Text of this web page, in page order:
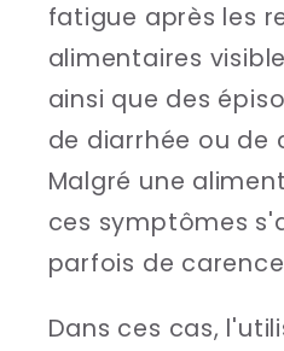
fatigue après les
alimentaires
ainsi que des
de diarrhée ou de
Malgré une
ces symptômes
parfois de
Dans ces cas,